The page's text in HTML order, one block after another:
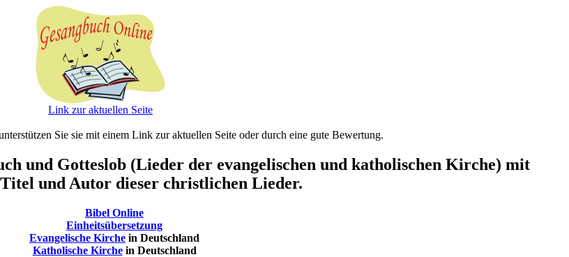
Link zur aktuellen Seite
Sie sie mit einem Link zur aktuellen Seite oder durch eine gute Bewertung.
und Gotteslob (Lieder der evangelischen und katholischen Kirche) mit
und Autor dieser christlichen Lieder.
Bibel Online
Einheitsübersetzung
Evangelische Kirche in Deutschland
Katholische Kirchein Deutschland